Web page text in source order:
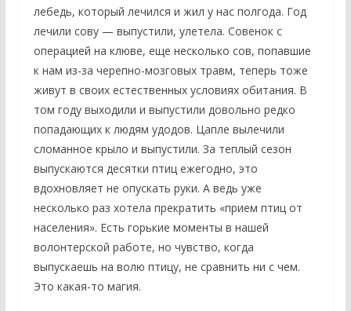
лебедь, который лечился и жил у нас полгода. Год
лечили сову — выпустили, улетела. Совенок с
операцией на клюве, еще несколько сов, попавшие
к нам из-за черепно-мозговых травм, теперь тоже
живут в своих естественных условиях обитания. В
том году выходили и выпустили довольно редко
попадающих к людям удодов. Цапле вылечили
сломанное крыло и выпустили. За теплый сезон
выпускаются десятки птиц ежегодно, это
вдохновляет не опускать руки. А ведь уже
несколько раз хотела прекратить «прием птиц от
населения». Есть горькие моменты в нашей
волонтерской работе, но чувство, когда
выпускаешь на волю птицу, не сравнить ни с чем.
Это какая-то магия.